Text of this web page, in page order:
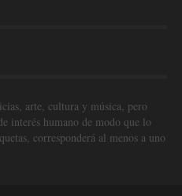
arte, cultura y música, pero
interés humano de modo que lo
corresponderá al menos a uno